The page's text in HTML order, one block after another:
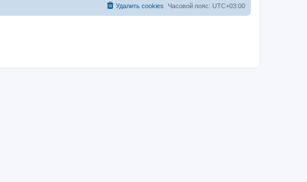
Часовой пояс: UTC+03:00
Удалить cookies